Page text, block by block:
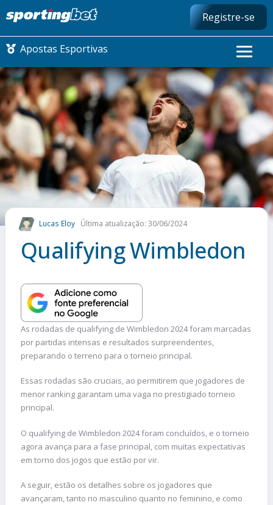
Registre-se
Apostas Esportivas
CONMEBOL LIBERTADORES
FUTEBOL NACIONAL
FUTEBOL INTERNACIONAL
COMO APOSTAR
MAIS ESPORTES
Lucas Eloy Última atualização: 30/06/2024
Qualifying Wimbledon
As rodadas de qualifying de Wimbledon 2024 foram marcadas
por partidas intensas e resultados surpreendentes,
preparando o terreno para o torneio principal.
Essas rodadas são cruciais, ao permitirem que jogadores de
menor ranking garantam uma vaga no prestigiado torneio
principal.
O qualifying de Wimbledon 2024 foram concluídos, e o torneio
agora avança para a fase principal, com muitas expectativas
em torno dos jogos que estão por vir.
A seguir, estão os detalhes sobre os jogadores que
avançaram, tanto no masculino quanto no feminino, e como